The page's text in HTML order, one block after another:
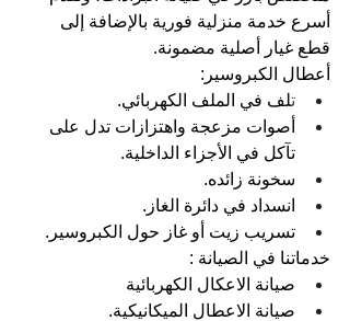
أسرع خدمة منزلية فورية بالإضافة إلى
قطع غيار أصلية مضمونة.
أعطال الكبروسير:
تلف في الملف الكهربائي.
أصوات مزعجة واهتزازات تدل على
تآكل في الأجزاء الداخلية.
سخونة زائده.
انسداد في دائرة الغاز.
تسريب زيت أو غاز حول الكبروسير.
خدماتنا في الصيانة :
صيانة الاعكال الكهربائية
صيانة الاعطال الميكانيكية.